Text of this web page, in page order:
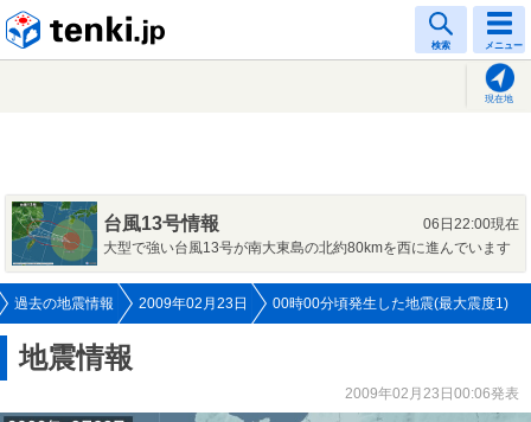
検索 メニュー
現在地
台風13号情報
06日22:00現在
大型で強い台風13号が南大東島の北約80kmを西に進んでいます
過去の地震情報 2009年02月23日 00時00分頃発生した地震(最大震度1)
地震情報
2009年02月23日00:06発表